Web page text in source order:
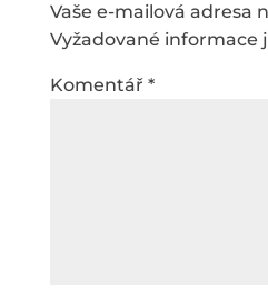
Vaše e-mailová adresa
Vyžadované informace
Komentář *